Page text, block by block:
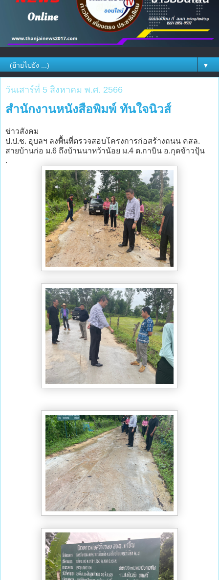
▼
วันเสาร์ที่ 5 สิงหาคม พ.ศ. 2566
สำนักงานหนังสือพิมพ์ ทันใจนิวส์
ข่าวสังคม
ป.ป.ช. อุบลฯ ลงพื้นที่ตรวจสอบโครงการก่อสร้างถนน คสล.
สายบ้านก่อ ม.6 ถึงบ้านนาหว้าน้อย ม.4 ต.กาบิน อ.กุดข้าวปุ้น
.